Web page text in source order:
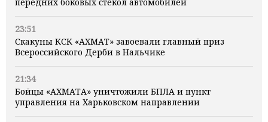
23:51
Скакуны КСК «АХМАТ» завоевали главный приз
Всероссийского Дерби в Нальчике
21:34
Бойцы «АХМАТА» уничтожили БПЛА и пункт
управления на Харьковском направлении